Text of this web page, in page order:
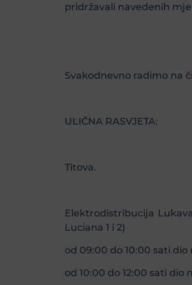
pridržavali navedenih
Svakodnevno radimo na
ULIČNA RASVJETA:
Titova.
Elektrodistribucija
Luciana 1 i 2)
od 09:00 do 10:00 sati
od 10:00 do 12:00 sati